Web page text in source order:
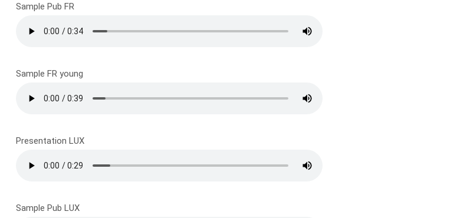
Sample Pub FR
Sample FR young
Presentation LUX
Sample Pub LUX